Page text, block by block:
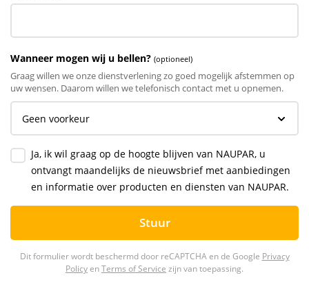
Wanneer mogen wij u bellen? (optioneel)
Graag willen we onze dienstverlening zo goed mogelijk afstemmen op
uw wensen. Daarom willen we telefonisch contact met u opnemen.
Ja, ik wil graag op de hoogte blijven van NAUPAR, u
ontvangt maandelijks de nieuwsbrief met aanbiedingen
en informatie over producten en diensten van NAUPAR.
Stuur
Dit formulier wordt beschermd door reCAPTCHA en de Google Privacy
PolicyenTerms of Service zijn van toepassing.